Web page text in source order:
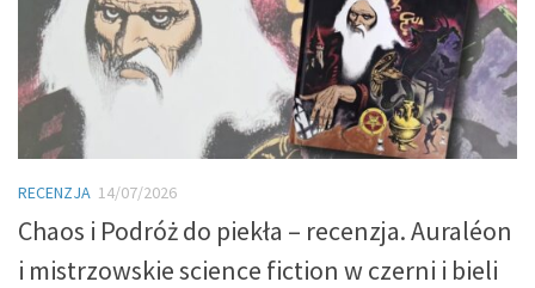
RECENZJA 14/07/2026
Chaos i Podróż do piekła – recenzja. Auraléon
i mistrzowskie science fiction w czerni i bieli